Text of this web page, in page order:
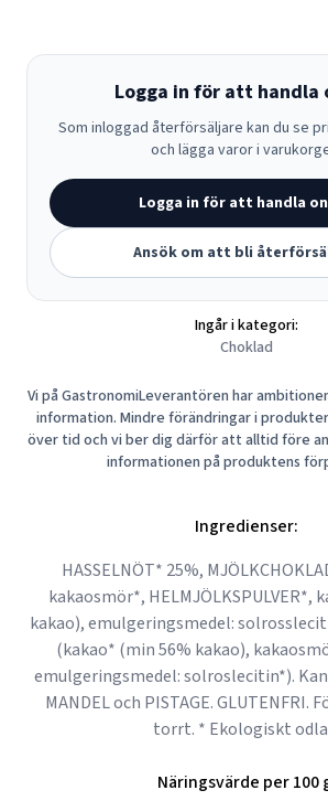
Logga in för att handla
Som inloggad återförsäljare kan du se
och lägga varor i
Logga in för att handla
Ansök om att bli
Ingår i kategori:
Choklad
Vi på GastronomiLeverantören har
information. Mindre förändringar i
över tid och vi ber dig därför att alltid före
informationen på produktens
Ingredienser:
HASSELNÖT* 25%,
kakaosmör*, HELMJÖLKSPULVER*,
kakao), emulgeringsmedel:
(kakao* (min 56% kakao),
emulgeringsmedel: solroslecitin*).
MANDEL och PISTAGE. GLUTENFRI.
torrt. * Ekologiskt
Näringsvärde per 100